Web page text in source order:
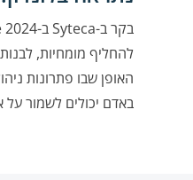
להחליף מומחיות,
האופן שבו פתרונות
באדם יכולים לשמור